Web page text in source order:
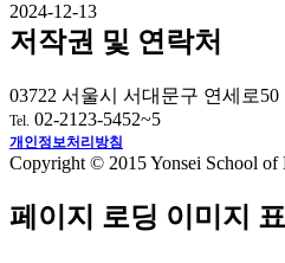
2024-12-13
저작권 및 연락처
03722 서울시 서대문구 연세로
Tel. 02-2123-5452~5
개인정보처리방침
Copyright © 2015 Yonsei School of
페이지 로딩 이미지 표